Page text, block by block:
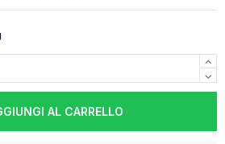
AL CARRELLO